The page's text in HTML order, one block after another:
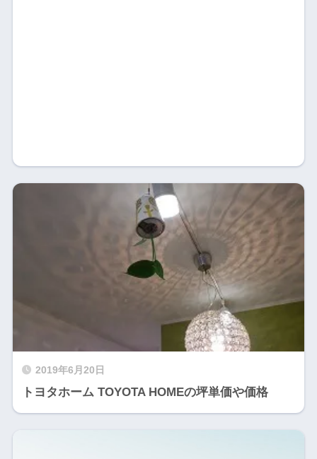
2019年6月20日
トヨタホーム TOYOTA HOMEの坪単価や価格